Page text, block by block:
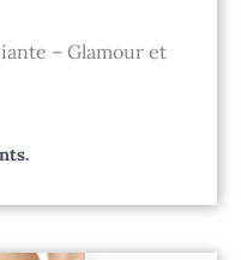
– Glamour et